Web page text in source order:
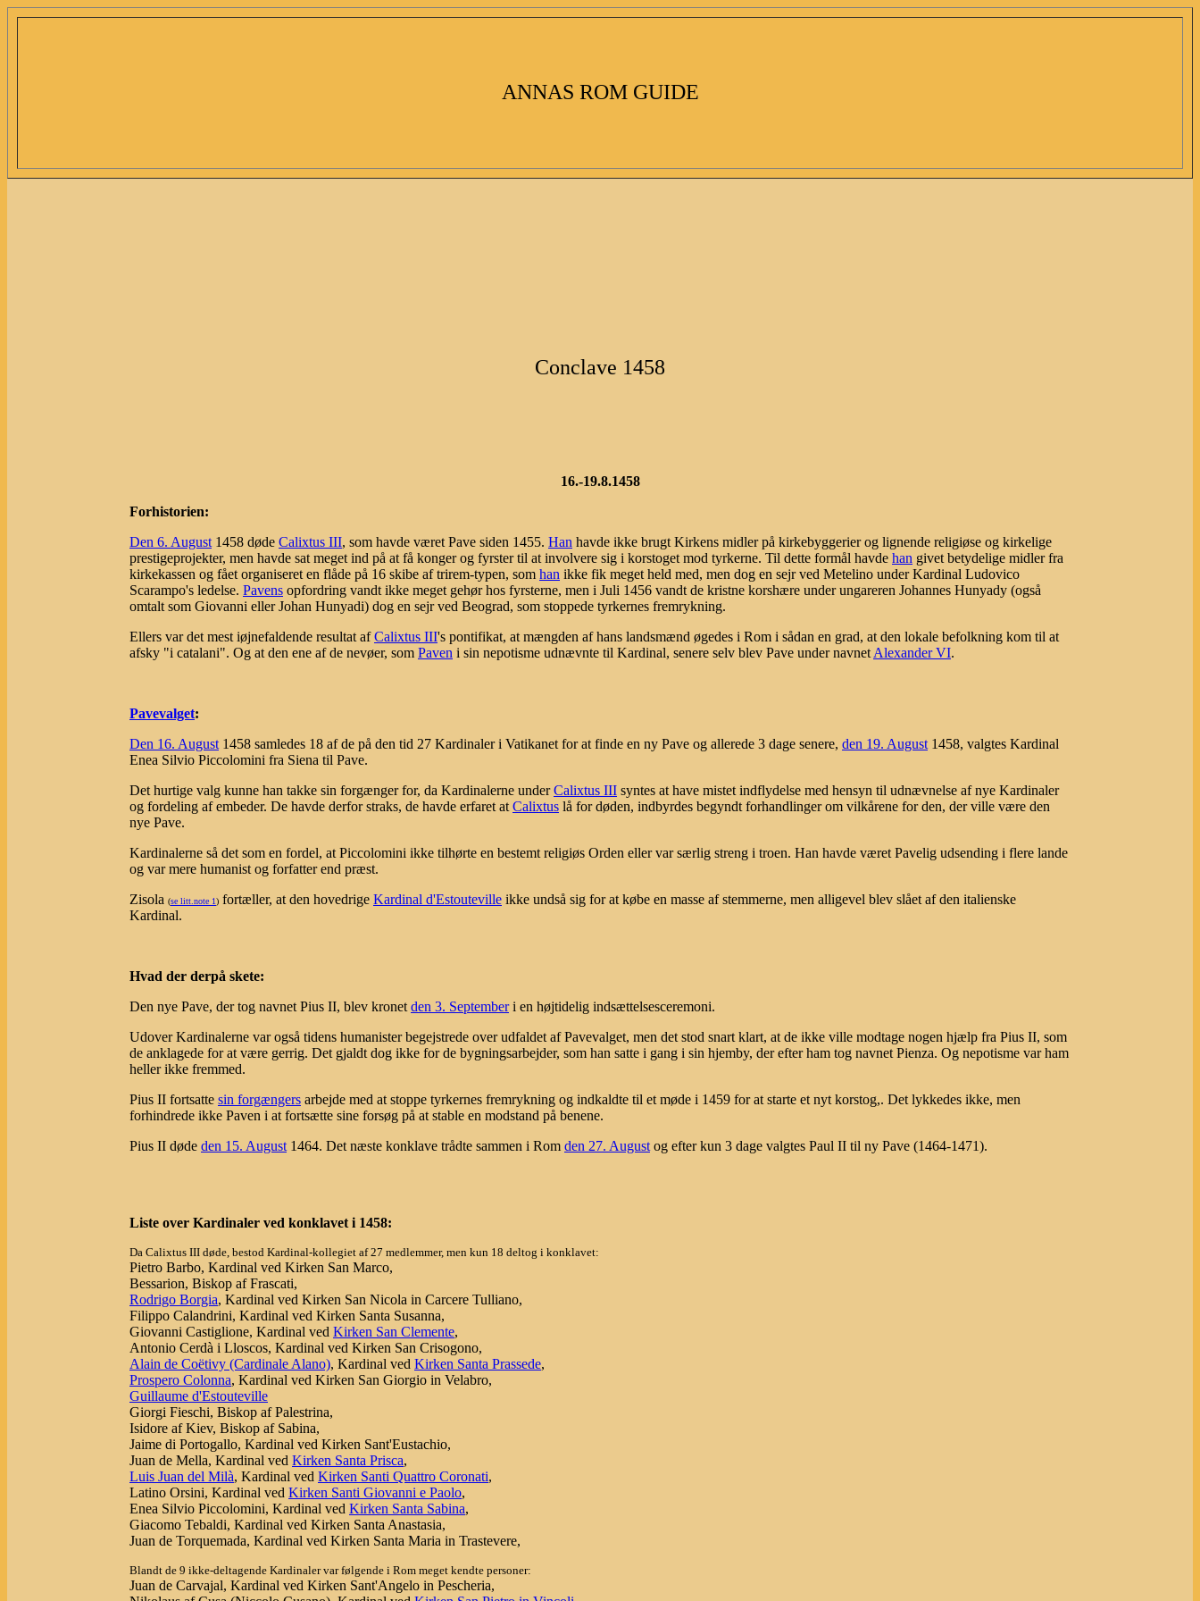
ANNAS ROM GUIDE
Conclave 1458
16.-19.8.1458
Forhistorien:
Den 6. August 1458 døde Calixtus III, som havde været Pave siden 1455. Han havde ikke brugt Kirkens midler på kirkebyggerier og lignende religiøse og kirkelige
prestigeprojekter, men havde sat meget ind på at få konger og fyrster til at involvere sig i korstoget mod tyrkerne. Til dette formål havde han givet betydelige midler fra
kirkekassen og fået organiseret en flåde på 16 skibe af trirem-typen, som han ikke fik meget held med, men dog en sejr ved Metelino under Kardinal Ludovico
Scarampo's ledelse. Pavens opfordring vandt ikke meget gehør hos fyrsterne, men i Juli 1456 vandt de kristne korshære under ungareren Johannes Hunyady (også
omtalt som Giovanni eller Johan Hunyadi) dog en sejr ved Beograd, som stoppede tyrkernes fremrykning.
Ellers var det mest iøjnefaldende resultat afCalixtus III's pontifikat, at mængden af hans landsmænd øgedes i Rom i sådan en grad, at den lokale befolkning kom til at
afsky "i catalani". Og at den ene af de nevøer, som Paven i sin nepotisme udnævnte til Kardinal, senere selv blev Pave under navnet Alexander VI.
Pavevalget:
Den 16. August 1458 samledes 18 af de på den tid 27 Kardinaler i Vatikanet for at finde en ny Pave og allerede 3 dage senere, den 19. August 1458, valgtes Kardinal
Enea Silvio Piccolomini fra Siena til Pave.
Det hurtige valg kunne han takke sin forgænger for, da Kardinalerne underCalixtus III syntes at have mistet indflydelse med hensyn til udnævnelse af nye Kardinaler
og fordeling af embeder. De havde derfor straks, de havde erfaret at Calixtus lå for døden, indbyrdes begyndt forhandlinger om vilkårene for den, der ville være den
nye Pave.
Kardinalerne så det som en fordel, at Piccolomini ikke tilhørte en bestemt religiøs Orden eller var særlig streng i troen. Han havde været Pavelig udsending i flere lande
og var mere humanist og forfatter end præst.
Zisola (se litt.note 1) fortæller, at den hovedrige Kardinal d'Estouteville ikke undså sig for at købe en masse af stemmerne, men alligevel blev slået af den italienske
Kardinal.
Hvad der derpå skete:
Den nye Pave, der tog navnet Pius II, blev kronet den 3. Septemberi en højtidelig indsættelsesceremoni.
Udover Kardinalerne var også tidens humanister begejstrede over udfaldet af Pavevalget, men det stod snart klart, at de ikke ville modtage nogen hjælp fra Pius II, som
de anklagede for at være gerrig. Det gjaldt dog ikke for de bygningsarbejder, som han satte i gang i sin hjemby, der efter ham tog navnet Pienza. Og nepotisme var ham
heller ikke fremmed.
Pius II fortsatte sin forgængers arbejde med at stoppe tyrkernes fremrykning og indkaldte til et møde i 1459 for at starte et nyt korstog,. Det lykkedes ikke, men
forhindrede ikke Paven i at fortsætte sine forsøg på at stable en modstand på benene.
Pius II døde den 15. August 1464. Det næste konklave trådte sammen i Rom den 27. August og efter kun 3 dage valgtes Paul II til ny Pave (1464-1471).
Liste over Kardinaler ved konklavet i 1458:
Da Calixtus III døde, bestod Kardinal-kollegiet af 27 medlemmer, men kun 18 deltog i konklavet:
Pietro Barbo, Kardinal ved Kirken San Marco,
Bessarion, Biskop af Frascati,
Rodrigo Borgia, Kardinal ved Kirken San Nicola in Carcere Tulliano,
Filippo Calandrini, Kardinal ved Kirken Santa Susanna,
Giovanni Castiglione, Kardinal ved Kirken San Clemente,
Antonio Cerdà i Lloscos, Kardinal ved Kirken San Crisogono,
Alain de Coëtivy (Cardinale Alano), Kardinal ved Kirken Santa Prassede,
Prospero Colonna, Kardinal ved Kirken San Giorgio in Velabro,
Guillaume d'Estouteville
Giorgi Fieschi, Biskop af Palestrina,
Isidore af Kiev, Biskop af Sabina,
Jaime di Portogallo, Kardinal ved Kirken Sant'Eustachio,
Juan de Mella, Kardinal ved Kirken Santa Prisca,
Luis Juan del Milà, Kardinal ved Kirken Santi Quattro Coronati,
Latino Orsini, Kardinal ved Kirken Santi Giovanni e Paolo,
Enea Silvio Piccolomini, Kardinal ved Kirken Santa Sabina,
Giacomo Tebaldi, Kardinal ved Kirken Santa Anastasia,
Juan de Torquemada, Kardinal ved Kirken Santa Maria in Trastevere,
Blandt de 9 ikke-deltagende Kardinaler var følgende i Rom meget kendte personer:
Juan de Carvajal, Kardinal ved Kirken Sant'Angelo in Pescheria,